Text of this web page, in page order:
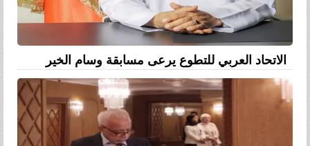
الاتحاد العربي للتطوع يرعى مسابقة وسام الخير